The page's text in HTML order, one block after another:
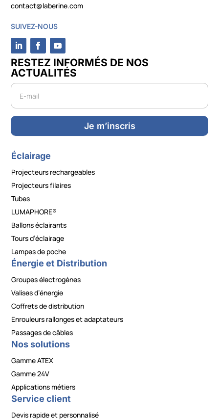
contact@laberine.com
SUIVEZ-NOUS
RESTEZ INFORMÉS DE NOS
ACTUALITÉS
Newsletter
Je m’inscris
Éclairage
Projecteurs rechargeables
Projecteurs filaires
Tubes
LUMAPHORE®
Ballons éclairants
Tours d’éclairage
Lampes de poche
Énergie et Distribution
Groupes électrogènes
Valises d’énergie
Coffrets de distribution
Enrouleurs rallonges et adaptateurs
Passages de câbles
Nos solutions
Gamme ATEX
Gamme 24V
Applications métiers
Service client
Devis rapide et personnalisé